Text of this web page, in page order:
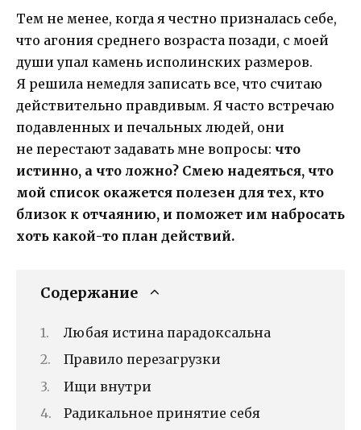
Тем не менее, когда я честно призналась себе,
что агония среднего возраста позади, с моей
души упал камень исполинских размеров.
Я решила немедля записать все, что считаю
действительно правдивым. Я часто встречаю
подавленных и печальных людей, они
не перестают задавать мне вопросы: что
истинно, а что ложно? Смею надеяться, что
мой список окажется полезен для тех, кто
близок к отчаянию, и поможет им набросать
хоть какой-то план действий.
Содержание
Любая истина парадоксальна
Правило перезагрузки
Ищи внутри
Радикальное принятие себя